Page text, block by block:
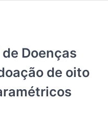
Doenças
de oito